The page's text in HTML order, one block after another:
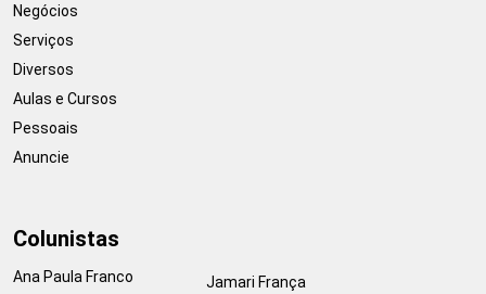
Negócios
Serviços
Diversos
Aulas e Cursos
Pessoais
Anuncie
Colunistas
Ana Paula Franco
Jamari França